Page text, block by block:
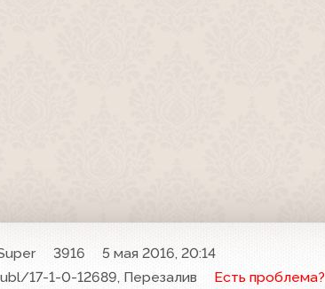
3916
5 мая 2016, 20:14
17-1-0-12689, Перезалив
Есть проблема?